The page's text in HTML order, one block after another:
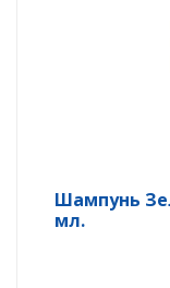
Шампунь
мл.